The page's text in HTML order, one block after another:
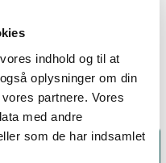
indhold og til at
oplysninger om din
partnere. Vores
med andre
som de har indsamlet